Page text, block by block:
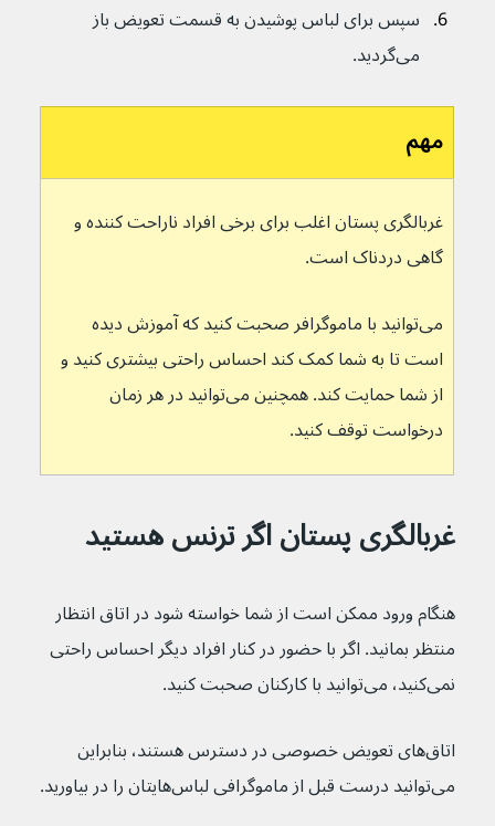
سپس برای لباس پوشیدن به قسمت تعویض باز
می‌گردید.
مهم
غربالگری پستان اغلب برای برخی افراد ناراحت کننده و
گاهی دردناک است.
می‌توانید با ماموگرافر صحبت کنید که آموزش دیده
است تا به شما کمک کند احساس راحتی بیشتری کنید و
از شما حمایت کند. همچنین می‌توانید در هر زمان
درخواست توقف کنید.
غربالگری پستان اگر ترنس هستید
هنگام ورود ممکن است از شما خواسته شود در اتاق انتظار
منتظر بمانید. اگر با حضور در کنار افراد دیگر احساس راحتی
نمی‌کنید، می‌توانید با کارکنان صحبت کنید.
اتاق‌های تعویض خصوصی در دسترس هستند، بنابراین
می‌توانید درست قبل از ماموگرافی لباس‌هایتان را در بیاورید.